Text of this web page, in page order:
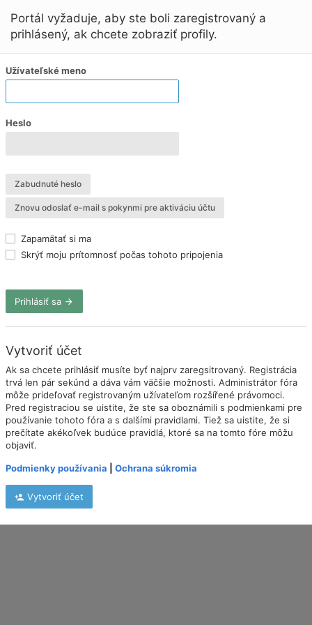
Portál vyžaduje, aby ste boli zaregistrovaný a
prihlásený, ak chcete zobraziť profily.
Užívateľské meno
Heslo
Zabudnuté heslo
Znovu odoslať e-mail s pokynmi pre aktiváciu účtu
Zapamätať si ma
Skrýť moju prítomnosť počas tohoto pripojenia
Prihlásiť sa
Vytvoriť účet
Ak sa chcete prihlásiť musíte byť najprv zaregsitrovaný. Registrácia
trvá len pár sekúnd a dáva vám väčšie možnosti. Administrátor fóra
môže prideľovať registrovaným užívateľom rozšířené právomoci.
Pred registraciou se uistite, že ste sa oboznámili s podmienkami pre
používanie tohoto fóra a s dalšími pravidlami. Tiež sa uistite, že si
prečítate akékoľvek budúce pravidlá, ktoré sa na tomto fóre môžu
objaviť.
Podmienky používania Ochrana súkromia
Vytvoriť účet